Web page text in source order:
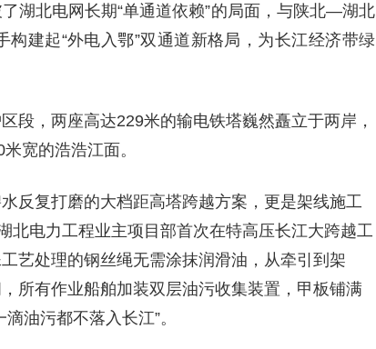
湖北电网长期“单通道依赖”的局面，与陕北—湖北
建起“外电入鄂”双通道新格局，为长江经济带绿
段，两座高达229米的输电铁塔巍然矗立于两岸，
宽的浩浩江面。
反复打磨的大档距高塔跨越方案，更是架线施工
北电力工程业主项目部首次在特高压长江大跨越工
艺处理的钢丝绳无需涂抹润滑油，从牵引到架
所有作业船舶加装双层油污收集装置，甲板铺满
油污都不落入长江”。